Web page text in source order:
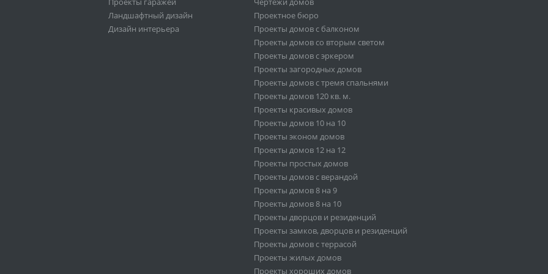
Ландшафтный дизайн
Дизайн интерьера
Проектное бюро
Проекты домов с балконом
Проекты домов со вторым светом
Проекты домов с эркером
Проекты загородных домов
Проекты домов с тремя спальнями
Проекты домов 120 кв. м.
Проекты красивых домов
Проекты домов 10 на 10
Проекты эконом домов
Проекты домов 12 на 12
Проекты простых домов
Проекты домов с верандой
Проекты домов 8 на 9
Проекты домов 8 на 10
Проекты дворцов и резиденций
Проекты замков, дворцов и резиденций
Проекты домов с террасой
Проекты жилых домов
Проекты хороших домов